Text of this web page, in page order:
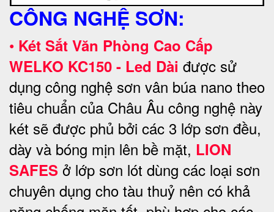
CÔNG NGHỆ SƠN:
• Két Sắt Văn Phòng Cao Cấp
WELKO KC150 - Led Dài được sử
dụng công nghệ sơn vân búa nano theo
tiêu chuẩn của Châu Âu công nghệ này
két sẽ được phủ bởi các 3 lớp sơn đều,
dày và bóng mịn lên bề mặt, LION
SAFES ở lớp sơn lót dùng các loại sơn
chuyên dụng cho tàu thuỷ nên có khả